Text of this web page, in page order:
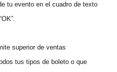
tu evento en el cuadro de texto
superior de ventas
tus tipos de boleto o que